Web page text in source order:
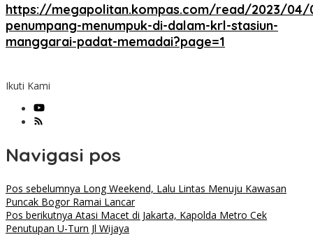
https://megapolitan.kompas.com/read/2023/04/
penumpang-menumpuk-di-dalam-krl-stasiun-
manggarai-padat-memadai?page=1
Ikuti Kami
Navigasi pos
Pos sebelumnya Long Weekend, Lalu Lintas Menuju Kawasan
Puncak Bogor Ramai Lancar
Pos berikutnya Atasi Macet di Jakarta, Kapolda Metro Cek
Penutupan U-Turn Jl Wijaya